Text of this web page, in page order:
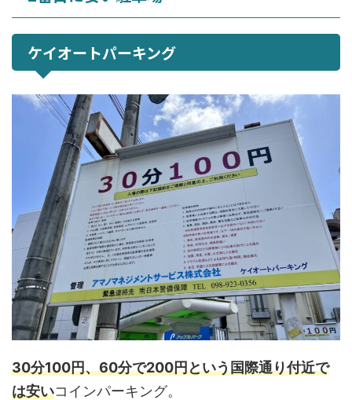
ケイオートパーキング
30分100円、60分で200円という国際通り付近で
は安いコインパーキング。